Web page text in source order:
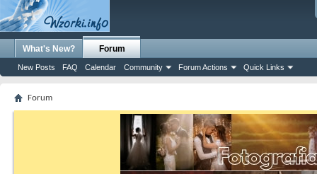
What's New? Forum
New Posts FAQ Calendar Community Forum Actions Quick Links
Forum